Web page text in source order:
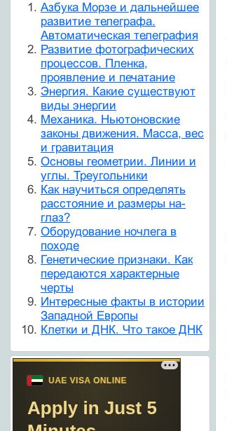
Азбука Морзе и дальнейшее
развитие телеграфа.
Автоматическая телеграфия
Развитие фотографических
процессов. Пленка,
проявление и печатание
Энергия. Какие существуют
виды энергии
Механика. Ньютоновские
законы движения. Масса, вес
и гравитация
Основы геометрии. Линии и
углы. Треугольники
Как научиться определять
расстояние и размеры на-
глаз?
Оборудование ночлега в
походе
Генетические признаки. Как
передаются характерные
черты
Интересные факты в истории
Западной Европы
Клетки и ДНК. Что такое ДНК